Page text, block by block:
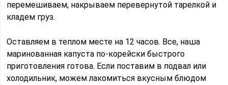
перемешиваем, накрываем перевернутой тарелкой и
кладем груз.
Оставляем в теплом месте на 12 часов. Все, наша
маринованная капуста по-корейски быстрого
приготовления готова. Если поставим в подвал или
холодильник, можем лакомиться вкусным блюдом